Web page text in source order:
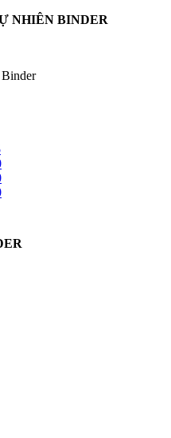
NHIÊN BINDER